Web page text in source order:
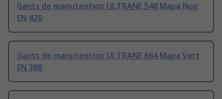
Gants de manutention ULTRANE 548 Mapa Noir
EN 420
Gants de manutention ULTRANE 664 Mapa Vert
EN 388